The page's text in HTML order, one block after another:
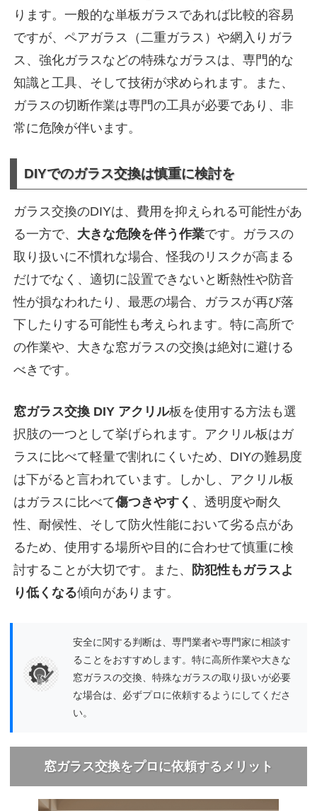
ります。一般的な単板ガラスであれば比較的容易
ですが、ペアガラス（二重ガラス）や網入りガラ
ス、強化ガラスなどの特殊なガラスは、専門的な
知識と工具、そして技術が求められます。また、
ガラスの切断作業は専門の工具が必要であり、非
常に危険が伴います。
DIYでのガラス交換は慎重に検討を
ガラス交換のDIYは、費用を抑えられる可能性があ
る一方で、 大きな危険を伴う作業です。ガラスの
取り扱いに不慣れな場合、怪我のリスクが高まる
だけでなく、適切に設置できないと断熱性や防音
性が損なわれたり、最悪の場合、ガラスが再び落
下したりする可能性も考えられます。特に高所で
の作業や、大きな窓ガラスの交換は絶対に避ける
べきです。
窓ガラス交換 DIY アクリル板を使用する方法も選
択肢の一つとして挙げられます。アクリル板はガ
ラスに比べて軽量で割れにくいため、DIYの難易度
は下がると言われています。しかし、アクリル板
はガラスに比べて傷つきやすく 、透明度や耐久
性、耐候性、そして防火性能において劣る点があ
るため、使用する場所や目的に合わせて慎重に検
討することが大切です。また、
防犯性もガラスよ
り低くなる傾向があります。
安全に関する判断は、専門業者や専門家に相談す
ることをおすすめします。特に高所作業や大きな
窓ガラスの交換、特殊なガラスの取り扱いが必要
な場合は、必ずプロに依頼するようにしてくださ
い。
窓ガラス交換をプロに依頼するメリット